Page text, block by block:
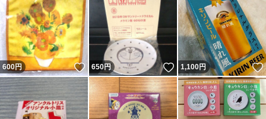
600円 いいね！
650円 いいね！
1,100円